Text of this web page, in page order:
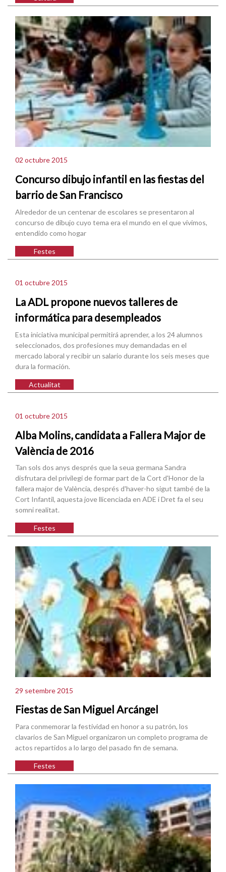
02 octubre 2015
Concurso dibujo infantil en las fiestas del
barrio de San Francisco
Alrededor de un centenar de escolares se presentaron al
concurso de dibujo cuyo tema era el mundo en el que vivimos,
entendido como hogar
Festes
01 octubre 2015
La ADL propone nuevos talleres de
informática para desempleados
Esta iniciativa municipal permitirá aprender, a los 24 alumnos
seleccionados, dos profesiones muy demandadas en el
mercado laboral y recibir un salario durante los seis meses que
dura la formación.
Actualitat
01 octubre 2015
Alba Molins, candidata a Fallera Major de
València de 2016
Tan sols dos anys després que la seua germana Sandra
disfrutara del privilegi de formar part de la Cort d'Honor de la
fallera major de València, després d'haver-ho sigut també de la
Cort Infantil, aquesta jove llicenciada en ADE i Dret fa el seu
somni realitat.
Festes
29 setembre 2015
Fiestas de San Miguel Arcángel
Para conmemorar la festividad en honor a su patrón, los
clavarios de San Miguel organizaron un completo programa de
actos repartidos a lo largo del pasado fin de semana.
Festes